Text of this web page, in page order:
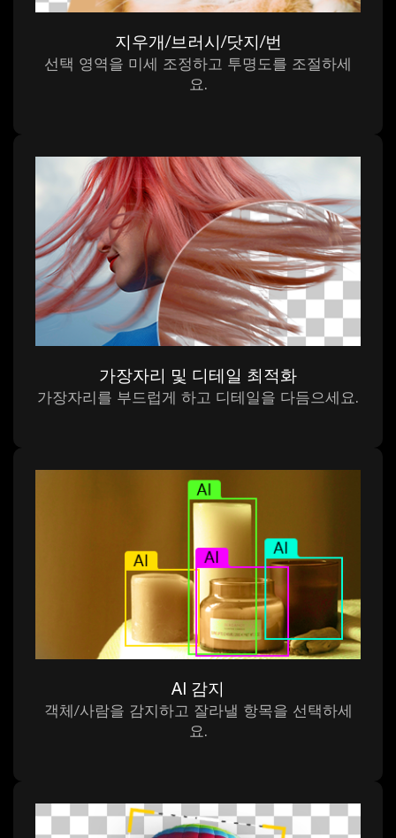
지우개/브러시/닷지/번
선택 영역을 미세 조정하고 투명도를 조절하세
요.
가장자리 및 디테일 최적화
가장자리를 부드럽게 하고 디테일을 다듬으세요.
AI 감지
객체/사람을 감지하고 잘라낼 항목을 선택하세
요.